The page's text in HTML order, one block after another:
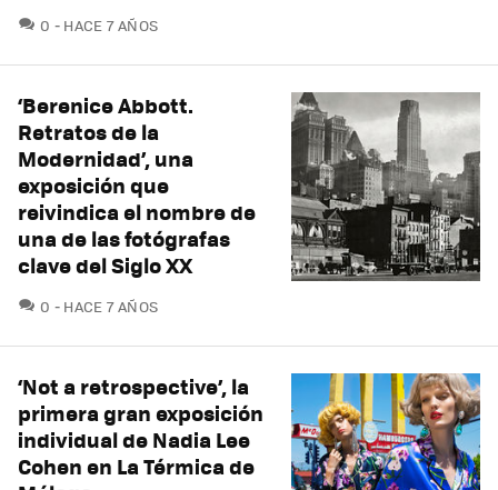
0 COMENTARIOS
HACE 7 AÑOS
‘Berenice Abbott.
Retratos de la
Modernidad’, una
exposición que
reivindica el nombre de
una de las fotógrafas
clave del Siglo XX
0 COMENTARIOS
HACE 7 AÑOS
‘Not a retrospective’, la
primera gran exposición
individual de Nadia Lee
Cohen en La Térmica de